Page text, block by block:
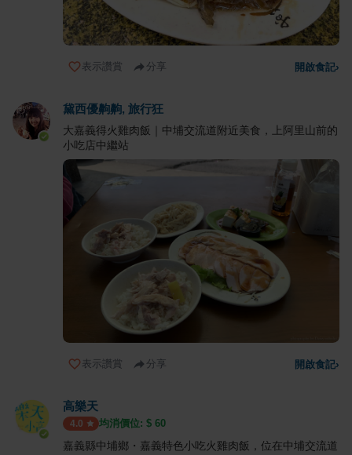
表示讚賞 分享 開啟食記›
黛西優齁齁, 旅行狂
大嘉義得火雞肉飯｜中埔交流道附近美食，上阿里山前的
小吃店中繼站
表示讚賞 分享 開啟食記›
高樂天
4.0 均消價位: $ 60
嘉義縣中埔鄉・嘉義特色小吃火雞肉飯，位在中埔交流道